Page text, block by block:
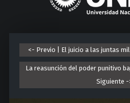
i
v
r
s
i
d
<- Previo | El juicio a las juntas
La reasunción del poder punitivo
Siguiente -